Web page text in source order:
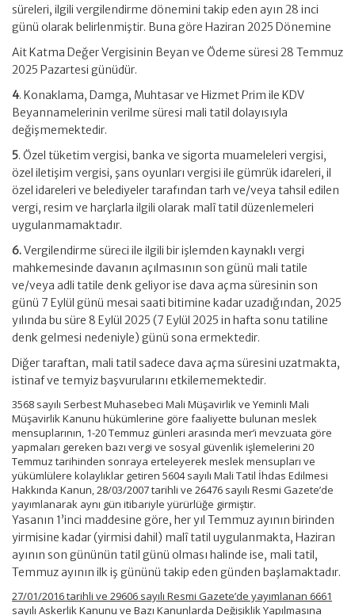
süreleri, ilgili vergilendirme dönemini takip eden ayın 28 inci
günü olarak belirlenmiştir. Buna göre Haziran 2025 Dönemine
Ait Katma Değer Vergisinin Beyan ve Ödeme süresi 28 Temmuz
2025 Pazartesi günüdür.
4. Konaklama, Damga, Muhtasar ve Hizmet Prim ile KDV
Beyannamelerinin verilme süresi mali tatil dolayısıyla
değişmemektedir.
5. Özel tüketim vergisi, banka ve sigorta muameleleri vergisi,
özel iletişim vergisi, şans oyunları vergisi ile gümrük idareleri, il
özel idareleri ve belediyeler tarafından tarh ve/veya tahsil edilen
vergi, resim ve harçlarla ilgili olarak malî tatil düzenlemeleri
uygulanmamaktadır.
6.Vergilendirme süreci ile ilgili bir işlemden kaynaklı vergi
mahkemesinde davanın açılmasının son günü mali tatile
ve/veya adli tatile denk geliyor ise dava açma süresinin son
günü 7 Eylül günü mesai saati bitimine kadar uzadığından, 2025
yılında bu süre 8 Eylül 2025 (7 Eylül 2025 in hafta sonu tatiline
denk gelmesi nedeniyle) günü sona ermektedir.
Diğer taraftan, mali tatil sadece dava açma süresini uzatmakta,
istinaf ve temyiz başvurularını etkilememektedir.
3568 sayılı Serbest Muhasebeci Mali Müşavirlik ve Yeminli Mali
Müşavirlik Kanunu hükümlerine göre faaliyette bulunan meslek
mensuplarının, 1-20 Temmuz günleri arasında mer’i mevzuata göre
yapmaları gereken bazı vergi ve sosyal güvenlik işlemelerini 20
Temmuz tarihinden sonraya erteleyerek meslek mensupları ve
yükümlülere kolaylıklar getiren 5604 sayılı Mali Tatil İhdas Edilmesi
Hakkında Kanun, 28/03/2007 tarihli ve 26476 sayılı Resmi Gazete’de
yayımlanarak aynı gün itibariyle yürürlüğe girmiştir.
Yasanın 1’inci maddesine göre, her yıl Temmuz ayının birinden
yirmisine kadar (yirmisi dahil) malî tatil uygulanmakta, Haziran
ayının son gününün tatil günü olması halinde ise, mali tatil,
Temmuz ayının ilk iş gününü takip eden günden başlamaktadır.
27/01/2016 tarihli ve 29606 sayılı Resmi Gazete’de yayımlanan 6661
sayılı Askerlik Kanunu ve Bazı Kanunlarda Değişiklik Yapılmasına